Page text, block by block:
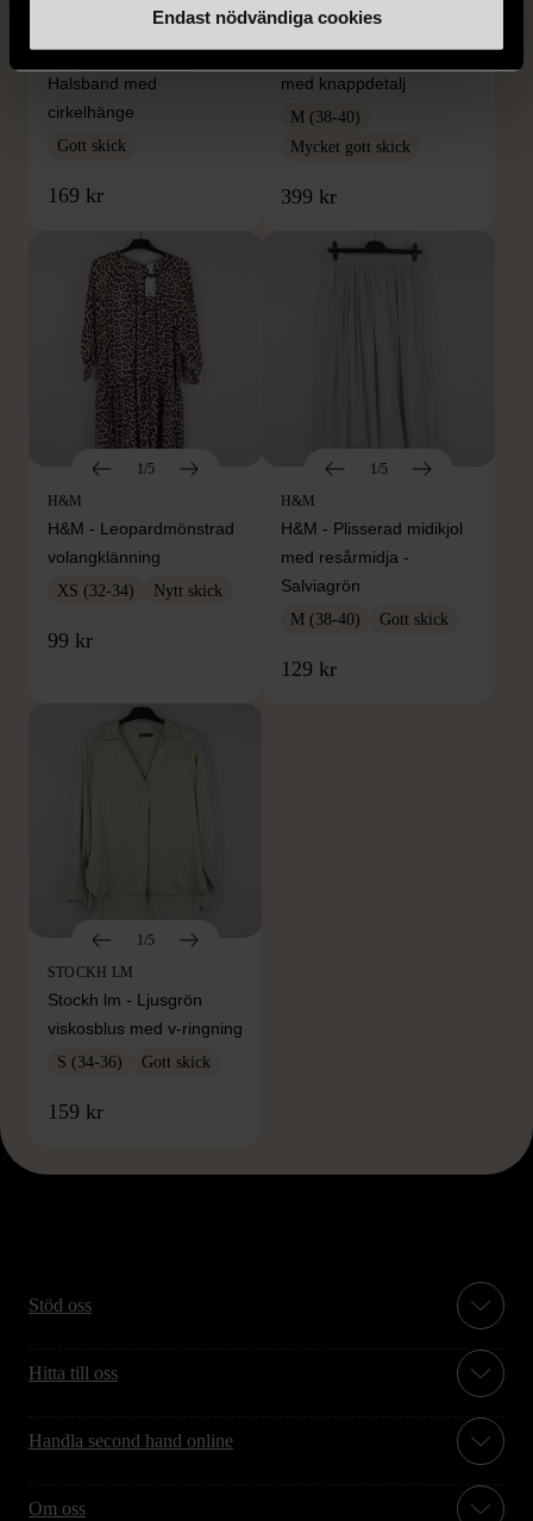
Endast nödvändiga cookies
SNÖ OF SWEDEN
SNÖ of Sweden -
Halsband med
cirkelhänge
Gott skick
169 kr
RODEBJER
Rodebjer - Mönstrad topp
med knappdetalj
M (38-40)
Mycket gott skick
399 kr
1/5
H&M
H&M - Leopardmönstrad
volangklänning
XS (32-34) Nytt skick
99 kr
1/5
H&M
H&M - Plisserad midikjol
med resårmidja -
Salviagrön
M (38-40) Gott skick
129 kr
1/5
STOCKH LM
Stockh lm - Ljusgrön
viskosblus med v-ringning
S (34-36) Gott skick
159 kr
Stöd oss
Hitta till oss
Handla second hand online
Om oss